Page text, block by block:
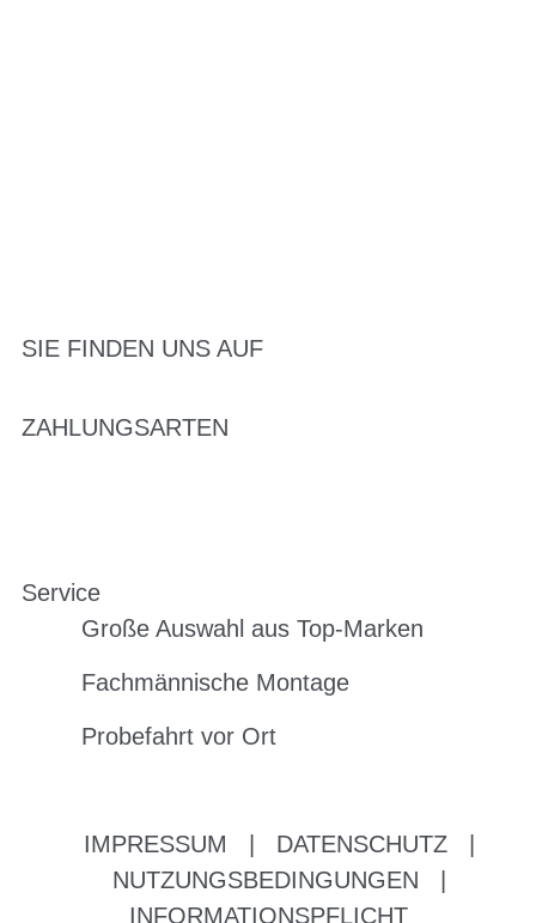
SIE FINDEN UNS AUF
ZAHLUNGSARTEN
Service
Große Auswahl aus Top-Marken
Fachmännische Montage
Probefahrt vor Ort
IMPRESSUM DATENSCHUTZ
NUTZUNGSBEDINGUNGEN
INFORMATIONSPFLICHT